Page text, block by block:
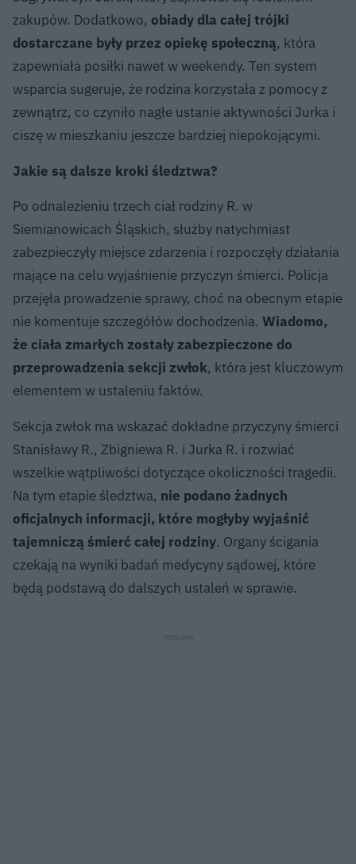
zakupów. Dodatkowo, obiady dla całej trójki
dostarczane były przez opiekę społeczną, która
zapewniała posiłki nawet w weekendy. Ten system
wsparcia sugeruje, że rodzina korzystała z pomocy z
zewnątrz, co czyniło nagłe ustanie aktywności Jurka i
ciszę w mieszkaniu jeszcze bardziej niepokojącymi.
Jakie są dalsze kroki śledztwa?
Po odnalezieniu trzech ciał rodziny R. w
Siemianowicach Śląskich, służby natychmiast
zabezpieczyły miejsce zdarzenia i rozpoczęły działania
mające na celu wyjaśnienie przyczyn śmierci. Policja
przejęła prowadzenie sprawy, choć na obecnym etapie
nie komentuje szczegółów dochodzenia. Wiadomo,
że ciała zmarłych zostały zabezpieczone do
przeprowadzenia sekcji zwłok, która jest kluczowym
elementem w ustaleniu faktów.
Sekcja zwłok ma wskazać dokładne przyczyny śmierci
Stanisławy R., Zbigniewa R. i Jurka R. i rozwiać
wszelkie wątpliwości dotyczące okoliczności tragedii.
Na tym etapie śledztwa, nie podano żadnych
oficjalnych informacji, które mogłyby wyjaśnić
tajemniczą śmierć całej rodziny. Organy ścigania
czekają na wyniki badań medycyny sądowej, które
będą podstawą do dalszych ustaleń w sprawie.